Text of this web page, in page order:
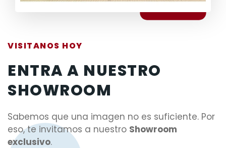
VISITANOS HOY
ENTRA A NUESTRO
SHOWROOM
Sabemos que una imagen no es suficiente. Por
eso, te invitamos a nuestro Showroom
exclusivo.